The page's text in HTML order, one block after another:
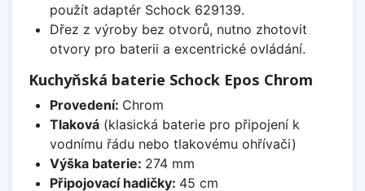
použít adaptér Schock 629139.
Dřez z výroby bez otvorů, nutno zhotovit
otvory pro baterii a excentrické ovládání.
Kuchyňská baterie Schock Epos Chrom
Provedení: Chrom
Tlaková(klasická baterie pro připojení k
vodnímu řádu nebo tlakovému ohřívači)
Výška baterie: 274 mm
Připojovací hadičky: 45 cm